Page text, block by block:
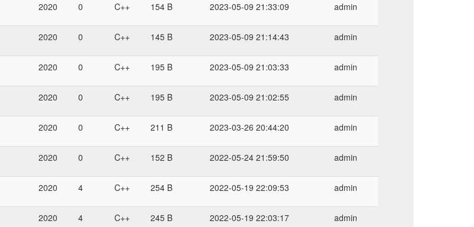
2020 0 C++ 154 B 2023-05-09 21:33:09 admin
2020 0 C++ 145 B 2023-05-09 21:14:43 admin
2020 0 C++ 195 B 2023-05-09 21:03:33 admin
2020 0 C++ 195 B 2023-05-09 21:02:55 admin
2020 0 C++ 211 B 2023-03-26 20:44:20 admin
2020 0 C++ 152 B 2022-05-24 21:59:50 admin
2020 4 C++ 254 B 2022-05-19 22:09:53 admin
2020 4 C++ 245 B 2022-05-19 22:03:17 admin